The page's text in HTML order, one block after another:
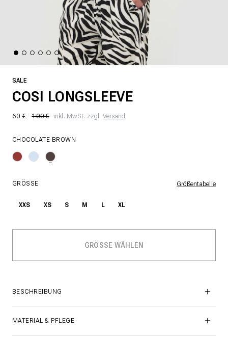
SALE
COSI LONGSLEEVE
60 € 100 € inkl. MwSt. zzgl. Versand
CHOCOLATE BROWN
GRÖSSE Größentabelle
XXS XS S M L XL
BESCHREIBUNG
MATERIAL & PFLEGE